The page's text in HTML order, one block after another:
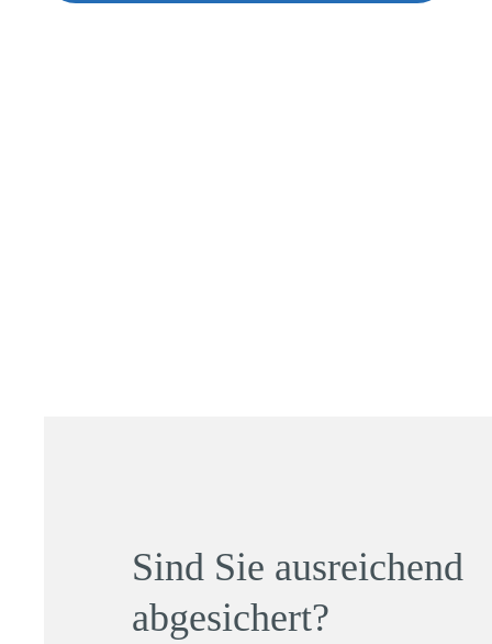
Sind Sie ausreichend
abgesichert?